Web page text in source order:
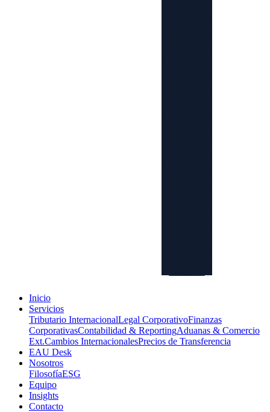
Inicio
Servicios
Tributario InternacionalLegal CorporativoFinanzas
CorporativasContabilidad & ReportingAduanas & Comercio
Ext.Cambios InternacionalesPrecios de Transferencia
EAU Desk
Nosotros
FilosofíaESG
Equipo
Insights
Contacto